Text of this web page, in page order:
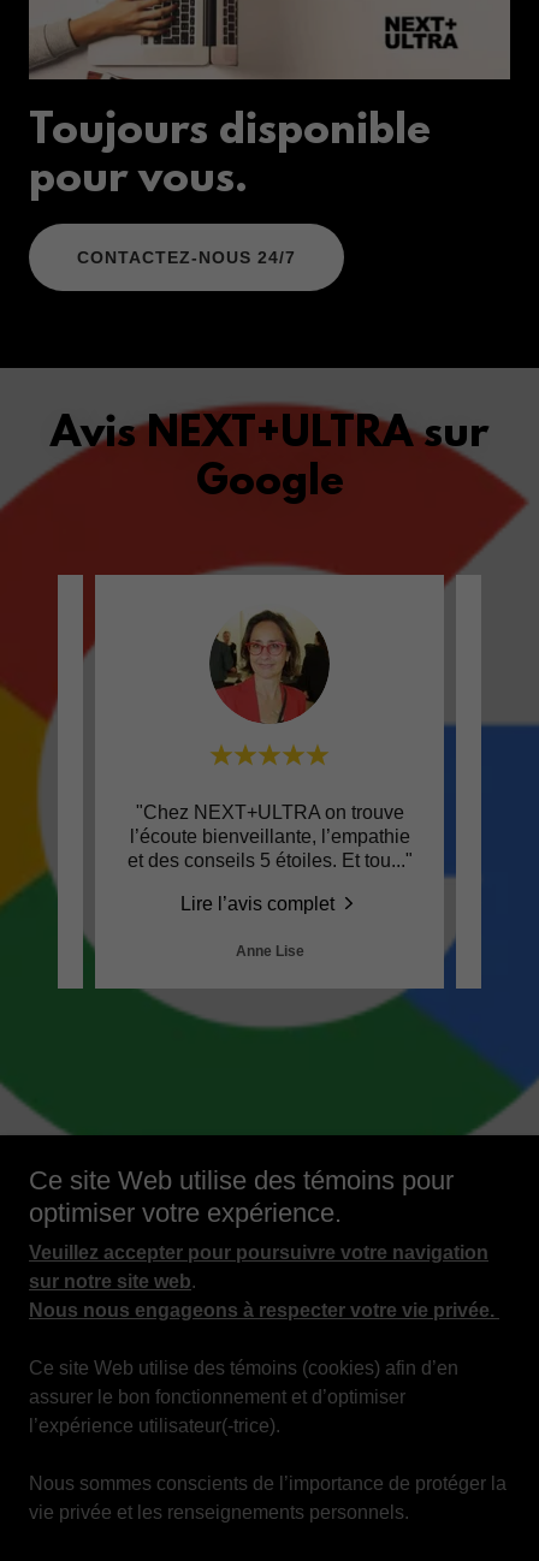
Toujours disponible
pour vous.
CONTACTEZ-NOUS 24/7
Avis NEXT+ULTRA sur
Google
..."
"Chez NEXT+ULTRA on trouve
l’écoute bienveillante, l’empathie
et des conseils 5 étoiles. Et tou..."
Lire l’avis complet
Anne Lise
Copyright © 2025 Solutions NEXT+ULTRA inc. - Tous droits
ACCUEIL
Ce site Web utilise des témoins pour
optimiser votre expérience.
Veuillez accepter pour poursuivre votre navigation
sur notre site web.
Nous nous engageons à respecter votre vie privée.
Ce site Web utilise des témoins (cookies) afin d’en
assurer le bon fonctionnement et d’optimiser
l’expérience utilisateur(-trice).
Nous sommes conscients de l’importance de protéger la
vie privée et les renseignements personnels.